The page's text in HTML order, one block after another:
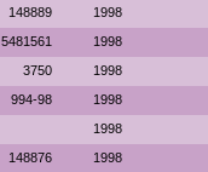
148889 1998
5481561 1998
3750 1998
994-98 1998
1998
148876 1998